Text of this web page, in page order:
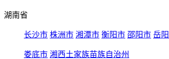
湖南省
长沙市 株洲市 湘潭市 衡阳市 邵阳市 岳
娄底市 湘西土家族苗族自治州